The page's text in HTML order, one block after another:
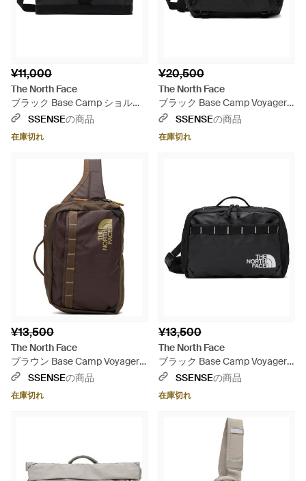
¥11,000
The North Face
ブラック Base Camp ショルダ
ーバッグ
SSENSEの商品
在庫切れ
¥20,500
The North Face
ブラック Base Camp Voyager
メッセンジャーバッグ
SSENSEの商品
在庫切れ
¥13,500
The North Face
ブラウン Base Camp Voyager
スリングバッグ
SSENSEの商品
在庫切れ
¥13,500
The North Face
ブラック Base Camp Voyager
スリングバッグ
SSENSEの商品
在庫切れ